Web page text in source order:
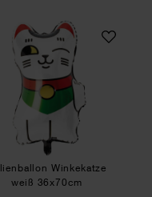
gold 36x70cm
Folienballon
Winkekatze
weiß 36x70cm